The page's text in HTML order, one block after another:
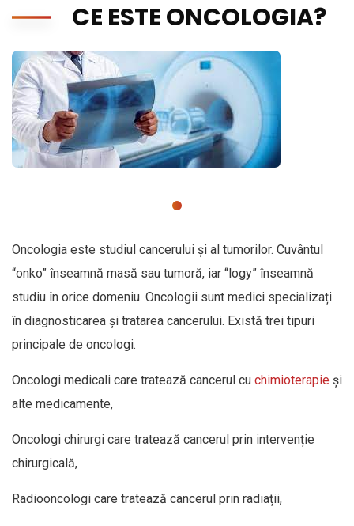
CE ESTE ONCOLOGIA?
Oncologia este studiul cancerului și al tumorilor. Cuvântul
“onko” înseamnă masă sau tumoră, iar “logy” înseamnă
studiu în orice domeniu. Oncologii sunt medici specializați
în diagnosticarea și tratarea cancerului. Există trei tipuri
principale de oncologi.
Oncologi medicali care tratează cancerul cu chimioterapie și
alte medicamente,
Oncologi chirurgi care tratează cancerul prin intervenție
chirurgicală,
Radiooncologi care tratează cancerul prin radiații,